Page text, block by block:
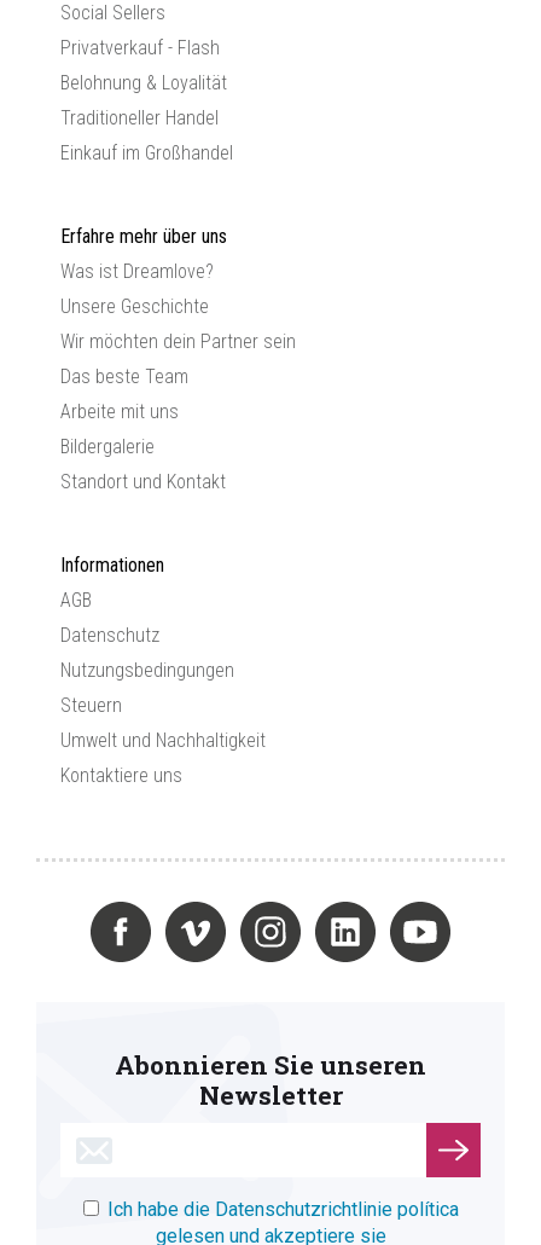
Social Sellers
Privatverkauf - Flash
Belohnung & Loyalität
Traditioneller Handel
Einkauf im Großhandel
Erfahre mehr über uns
Was ist Dreamlove?
Unsere Geschichte
Wir möchten dein Partner sein
Das beste Team
Arbeite mit uns
Bildergalerie
Standort und Kontakt
Informationen
AGB
Datenschutz
Nutzungsbedingungen
Steuern
Umwelt und Nachhaltigkeit
Kontaktiere uns
Abonnieren Sie unseren
Newsletter
Ich habe die Datenschutzrichtlinie política
gelesen und akzeptiere sie